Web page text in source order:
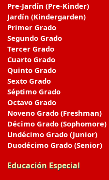
Pre-Jardín (Pre-Kinder)
Jardín (Kindergarden)
Primer Grado
Segundo Grado
Tercer Grado
Cuarto Grado
Quinto Grado
Sexto Grado
Séptimo Grado
Octavo Grado
Noveno Grado (Freshman)
Décimo Grado (Sophomore)
Undécimo Grado (Junior)
Duodécimo Grado (Senior)
Educación Especial